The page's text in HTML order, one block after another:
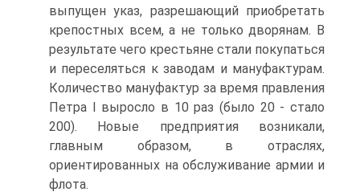
выпущен указ, разрешающий приобретать
крепостных всем, а не только дворянам. В
результате чего крестьяне стали покупаться
и пе­реселяться к заводам и мануфактурам.
Количество мануфактур за время правления
Петра I выросло в 10 раз (было 20 - стало
200). Новые предпри­ятия возникали,
главным образом, в отраслях,
ориентированных на обслу­живание армии и
флота.